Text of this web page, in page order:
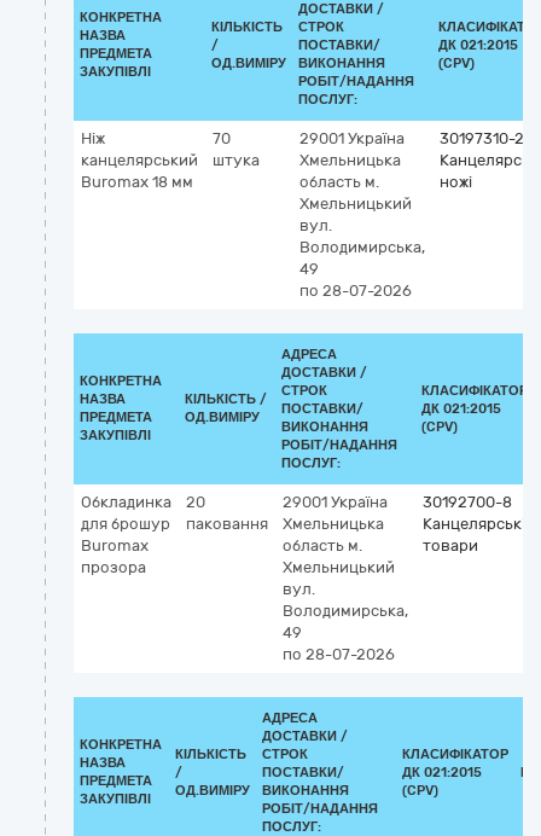
КОНКРЕТНА
НАЗВА
ПРЕДМЕТА
ЗАКУПІВЛІ
КІЛЬКІСТЬ
/
ОД.ВИМІРУ
ДОСТАВКИ /
СТРОК
ПОСТАВКИ/
ВИКОНАННЯ
РОБІТ/НАДАННЯ
ПОСЛУГ:
ДК 021:2015
(CPV)
Ніж
канцелярський
Buromax 18 мм
70
штука
29001 Україна
Хмельницька
область м.
Хмельницький
вул.
Володимирська,
49
по 28-07-2026
30197310-2
Канцелярські
ножі
КОНКРЕТНА
НАЗВА
ПРЕДМЕТА
ЗАКУПІВЛІ
КІЛЬКІСТЬ /
ОД.ВИМІРУ
АДРЕСА
ДОСТАВКИ /
СТРОК
ПОСТАВКИ/
ВИКОНАННЯ
РОБІТ/НАДАННЯ
ПОСЛУГ:
КЛАСИФІКАТОР
ДК 021:2015
(CPV)
Обкладинка
для брошур
Buromax
прозора
20
паковання
29001 Україна
Хмельницька
область м.
Хмельницький
вул.
Володимирська,
49
по 28-07-2026
30192700-8
Канцелярські
товари
КОНКРЕТНА
НАЗВА
ПРЕДМЕТА
ЗАКУПІВЛІ
КІЛЬКІСТЬ
/
ОД.ВИМІРУ
АДРЕСА
ДОСТАВКИ /
СТРОК
ПОСТАВКИ/
ВИКОНАННЯ
РОБІТ/НАДАННЯ
ПОСЛУГ:
КЛАСИФІКАТОР
ДК 021:2015
(CPV)